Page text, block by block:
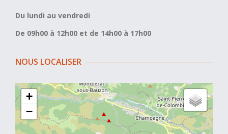
Du lundi au vendredi
De 09h00 à 12h00 et de 14h00 à 17h00
NOUS LOCALISER
+
−